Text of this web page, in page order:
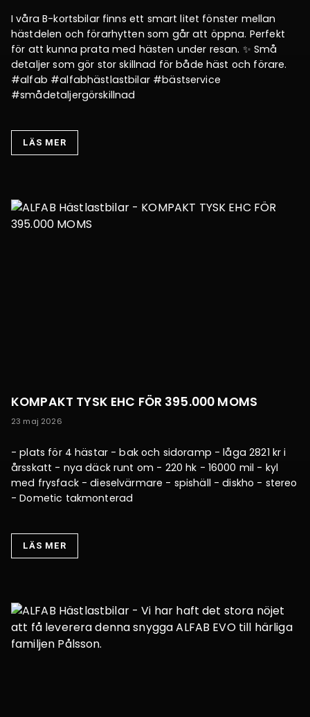
I våra B-kortsbilar finns ett smart litet fönster mellan
hästdelen och förarhytten som går att öppna. Perfekt
för att kunna prata med hästen under resan. ✨ Små
detaljer som gör stor skillnad för både häst och förare.
#alfab #alfabhästlastbilar #bästservice
#smådetaljergörskillnad
LÄS MER
KOMPAKT TYSK EHC FÖR 395.000 MOMS
23 maj 2026
- plats för 4 hästar - bak och sidoramp - låga 2821 kr i
årsskatt - nya däck runt om - 220 hk - 16000 mil - kyl
med frysfack - dieselvärmare - spishäll - diskho - stereo
- Dometic takmonterad
LÄS MER